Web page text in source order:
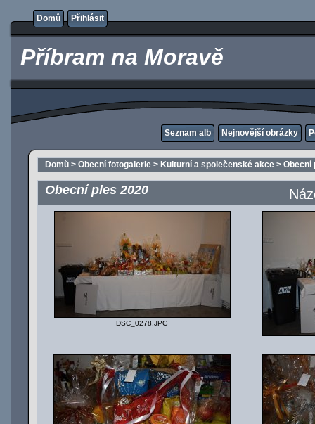
Domů Přihlásit
Příbram na Moravě
Seznam alb Nejnovější obrázky
Domů > Obecní fotogalerie > Kulturní a společenské akce > Obecní
Obecní ples 2020
DSC_0278.JPG